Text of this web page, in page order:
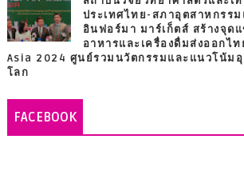
ประเทศไทย-สภาอุตสาหกรร
อินฟอร์มา มาร์เก็ตส์ สร้างจุด
อาหารและเครื่องดื่มส่งออกไ
Asia 2024 ศูนย์รวมนวัตกรรมและแนวโน้ม
โลก
FACEBOOK